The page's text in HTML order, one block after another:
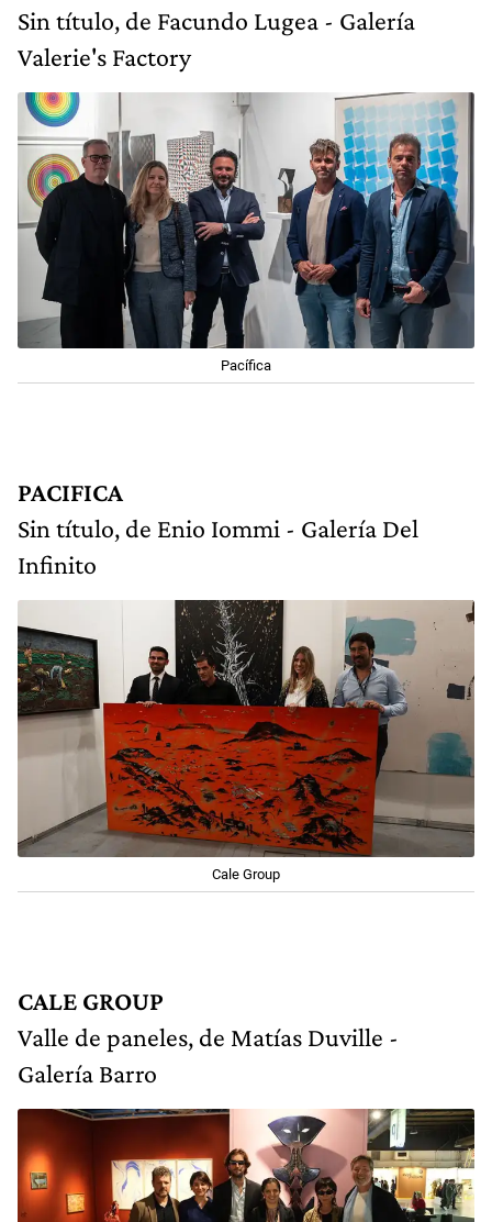
Sin título, de Facundo Lugea - Galería
Valerie's Factory
Pacífica
PACIFICA
Sin título, de Enio Iommi - Galería Del
Infinito
Cale Group
CALE GROUP
Valle de paneles, de Matías Duville -
Galería Barro